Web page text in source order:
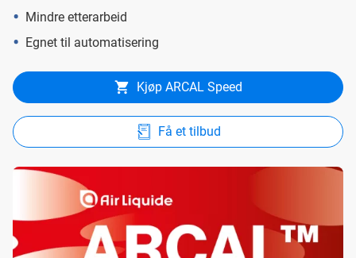
Mindre etterarbeid
Egnet til automatisering
Kjøp ARCAL Speed
Få et tilbud